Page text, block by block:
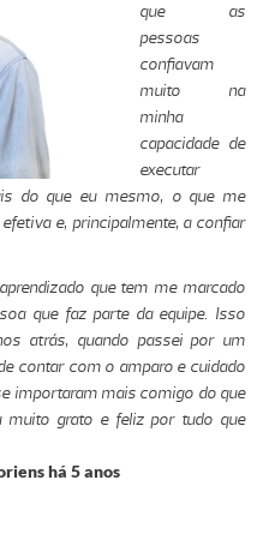
que as
pessoas
confiavam
muito na
minha
capacidade de
executar
do que eu mesmo, o que me
e, principalmente, a confiar
que tem me marcado
que faz parte da equipe. Isso
atrás, quando passei por um
contar com o amparo e cuidado
importaram mais comigo do que
muito grato e feliz por tudo que
há 5 anos